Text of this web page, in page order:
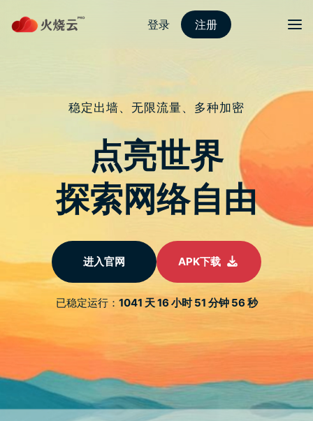
nordvpn 安卓
上百个『 宝可梦珍珠／钻石 』官方
免费音效！战斗、收服、胜利情境通
通有
于2022 年 2 月 16 日 热火科技 发布
手刀下载
我想宝可梦应该是很多人的童年回忆，不管男女老少，甚至
现代的小朋友们都一定认识，且有许多配乐一放出来，你可
效通通免费释出啦！